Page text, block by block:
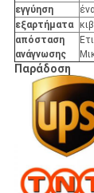
εγγύηση
εξαρτήματα
απόσταση
ανάγνωσης
Παράδοση